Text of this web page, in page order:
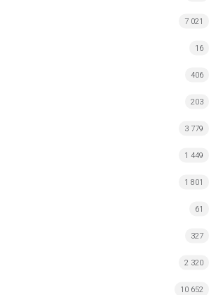
7 021
16
406
203
3 779
1 449
1 801
61
327
2 320
10 652